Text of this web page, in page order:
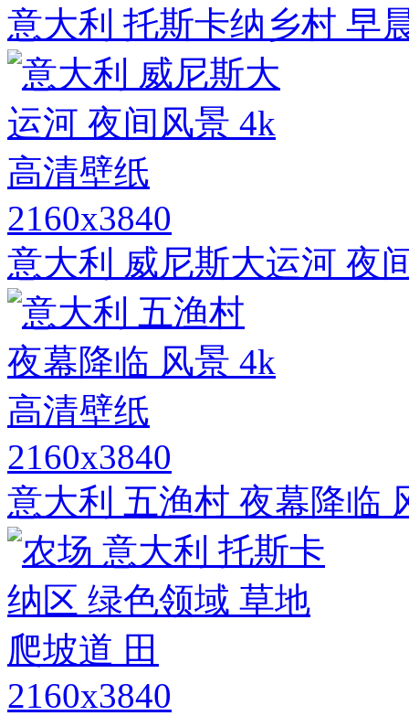
意大利 托斯卡纳乡村 早
2160x3840
意大利 威尼斯大运河 夜
2160x3840
意大利 五渔村 夜幕降临
2160x3840